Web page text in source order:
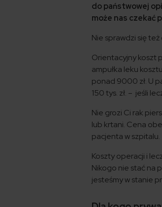
do państwowej
może nas czekać
Nie sprawdzi się
Orientacyjny koszt
ampułka leku
ponad 9000 zł. U
150 tys. zł. – jeśli
Nie grozi Ci rak
lub krtani. Cena
pacjenta w szpitalu.
Koszty operacji i
Nikogo nie stać na
jesteśmy w stanie